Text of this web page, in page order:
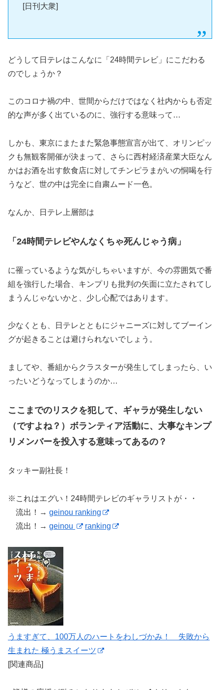
[日刊大衆]
どうして日テレはこんなに「24時間テレビ」にこだわる
のでしょうか？
このコロナ禍の中、世間からだけではなく社内からも否定
的な声が多く出ているのに、強行する意味って…
しかも、東京にまたまた緊急事態宣言が出て、オリンピッ
クも無観客開催が決まって、さらに西村経済産業大臣なん
かはお酒を出す飲食店に対してチンピラまがいの恫喝を行
うなど、世の中は完全に自粛ムード一色。
なんか、日テレ上層部は
「24時間テレビやんなくちゃ死んじゃう病」
に罹っているような気がしちゃいますが、今の雰囲気で番
組を強行した場合、キンプリも批判の矢面に立たされてし
まうんじゃないかと、少し心配ではあります。
少なくとも、日テレとともにジャニーズに対してブーイン
グが起きることは避けられないでしょう。
ましてや、番組からクラスターが発生してしまったら、い
ったいどうなってしまうのか…
ここまでのリスクを犯して、ギャラが発生しない
（ですよね？）ボランティア活動に、大事なキンプ
リメンバーを投入する意味ってあるの？
タッキー副社長！
※これはエグい！24時間テレビのギャラリストが・・
流出！→ geinou ranking
流出！→ geinou ranking
うますぎて、100万人のハートをわしづかみ！ 失敗から
生まれた 極うまスイーツ
[関連商品]